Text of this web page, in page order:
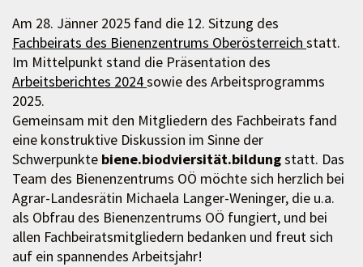
Am 28. Jänner 2025 fand die 12. Sitzung des
Fachbeirats des Bienenzentrums Oberösterreich statt.
Im Mittelpunkt stand die Präsentation des
Arbeitsberichtes 2024sowie des Arbeitsprogramms
2025.
Gemeinsam mit den Mitgliedern des Fachbeirats fand
eine konstruktive Diskussion im Sinne der
Schwerpunkte biene.biodviersität.bildungstatt. Das
Team des Bienenzentrums OÖ möchte sich herzlich bei
Agrar-Landesrätin Michaela Langer-Weninger, die u.a.
als Obfrau des Bienenzentrums OÖ fungiert, und bei
allen Fachbeiratsmitgliedern bedanken und freut sich
auf ein spannendes Arbeitsjahr!